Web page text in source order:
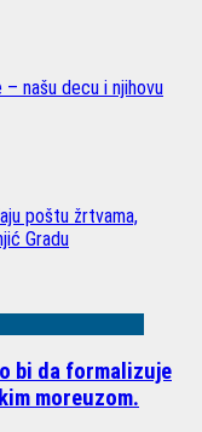
– našu decu i njihovu
poštu žrtvama,
Gradu
bi da formalizuje
moreuzom.